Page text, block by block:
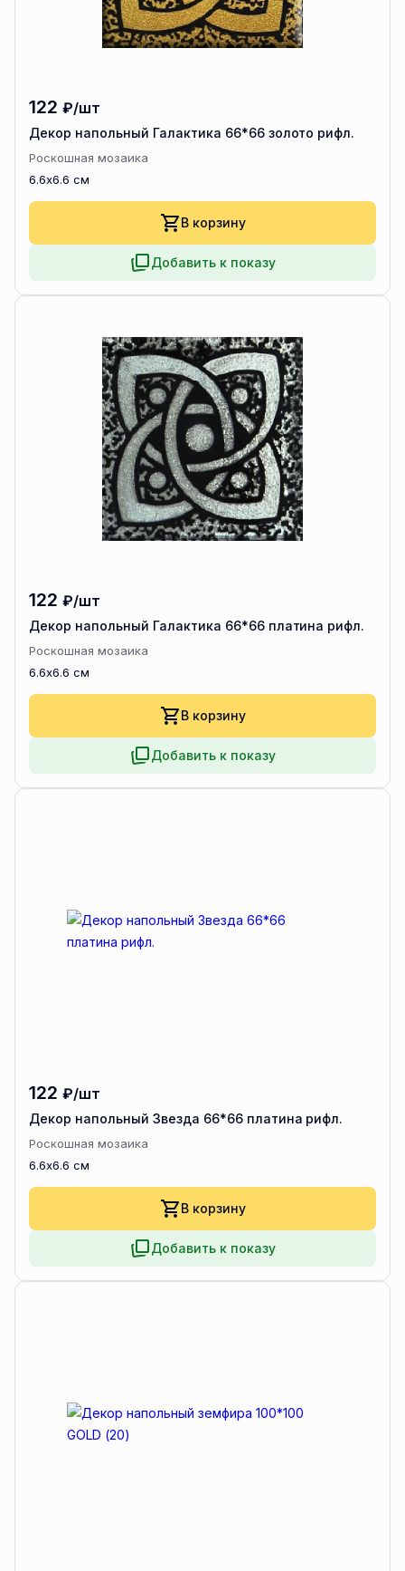
122 ₽/шт
Декор напольный Галактика 66*66 золото рифл.
Роскошная мозаика
6.6x6.6 см
В корзину
Добавить к показу
122 ₽/шт
Декор напольный Галактика 66*66 платина рифл.
Роскошная мозаика
6.6x6.6 см
В корзину
Добавить к показу
122 ₽/шт
Декор напольный Звезда 66*66 платина рифл.
Роскошная мозаика
6.6x6.6 см
В корзину
Добавить к показу